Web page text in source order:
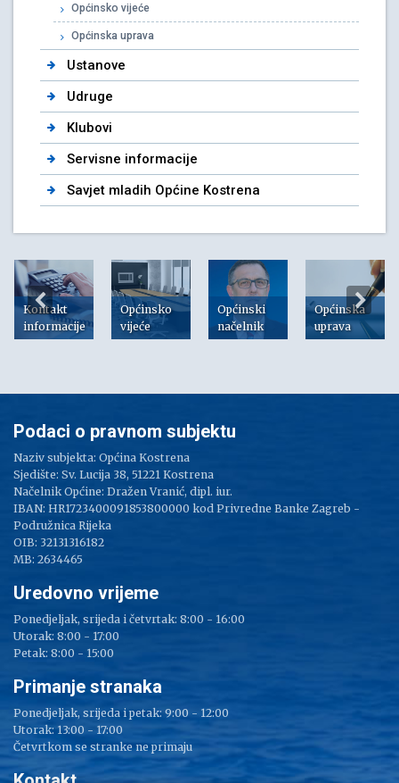
Općinsko vijeće
Općinska uprava
Ustanove
Udruge
Klubovi
Servisne informacije
Savjet mladih Općine Kostrena
Kontakt
informacije
Općinsko
vijeće
Općinski
načelnik
Općinska
uprava
Podaci o pravnom subjektu
Naziv subjekta: Općina Kostrena
Sjedište: Sv. Lucija 38, 51221 Kostrena
Načelnik Općine: Dražen Vranić, dipl. iur.
IBAN: HR1723400091853800000 kod Privredne Banke Zagreb -
Podružnica Rijeka
OIB: 32131316182
MB: 2634465
Uredovno vrijeme
Ponedjeljak, srijeda i četvrtak: 8:00 - 16:00
Utorak: 8:00 - 17:00
Petak: 8:00 - 15:00
Primanje stranaka
Ponedjeljak, srijeda i petak: 9:00 - 12:00
Utorak: 13:00 - 17:00
Četvrtkom se stranke ne primaju